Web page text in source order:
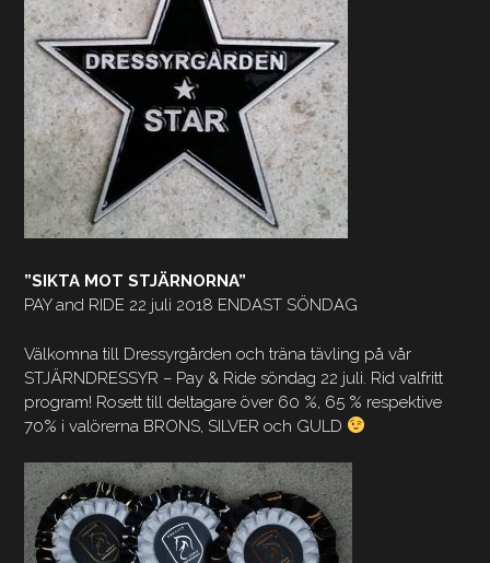
”SIKTA MOT STJÄRNORNA”
PAY and RIDE 22 juli 2018 ENDAST SÖNDAG
Välkomna till Dressyrgården och träna tävling på vår
STJÄRNDRESSYR – Pay & Ride söndag 22 juli. Rid valfritt
program! Rosett till deltagare över 60 %, 65 % respektive
70% i valörerna BRONS, SILVER och GULD